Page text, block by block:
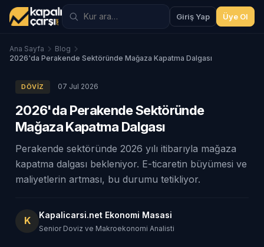
Giriş Yap Üye Ol
Ana Sayfa
Blog
2026'da Perakende Sektöründe Mağaza Kapatma Dalgası
DÖVIZ 07 Jul 2026
2026'da Perakende Sektöründe
Mağaza Kapatma Dalgası
Perakende sektöründe 2026 yılı itibarıyla mağaza
kapatma dalgası bekleniyor. E-ticaretin büyümesi ve
maliyetlerin artması, bu durumu tetikliyor.
K Kapalicarsi.net Ekonomi Masasi
Senior Doviz ve Makroekonomi Analisti